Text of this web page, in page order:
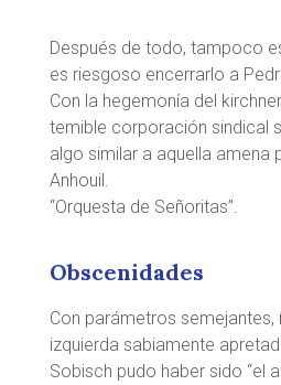
Después de todo, tampoco
es riesgoso encerrarlo a
Con la hegemonía del
temible corporación sindical
algo similar a aquella amena
Anhouil.
“Orquesta de Señoritas”.
Obscenidades
Con parámetros semejantes,
izquierda sabiamente
Sobisch pudo haber sido “el